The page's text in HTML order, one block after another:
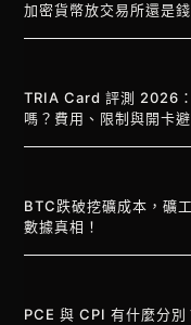
加密貨幣放交易所還是
TRIA Card 評測 2026
嗎？費用、限制與開卡
BTC跌破挖礦成本，礦
數據真相！
PCE 與 CPI 有什麼分